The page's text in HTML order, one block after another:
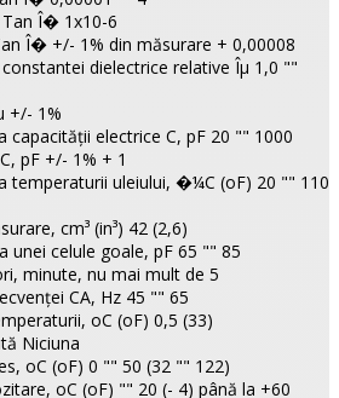
Î� 1х10-6
Î� +/- 1% din măsurare + 0,00008
dielectrice relative Îµ 1,0 ""
+/- 1%
capacităţii electrice C, pF 20 "" 1000
pF +/- 1% + 1
temperaturii uleiului, �¼С (oF) 20 "" 110
cm³ (in³) 42 (2,6)
unei celule goale, pF 65 "" 85
minute, nu mai mult de 5
CA, Hz 45 "" 65
oС (oF) 0,5 (33)
Niciuna
oС (oF) 0 "" 50 (32 "" 122)
oС (oF) "" 20 (- 4) până la +60